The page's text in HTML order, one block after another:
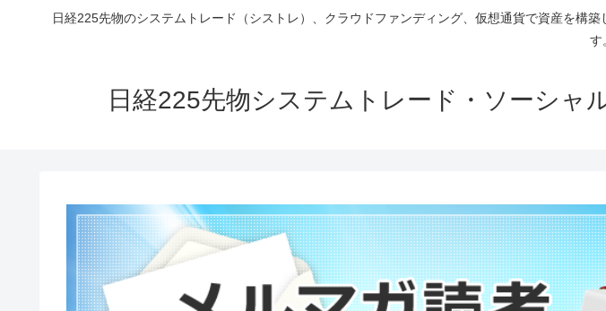
日経225先物のシステムトレード（シストレ）、クラウドファンディング、仮想通貨で資産を構
す
日経225先物システムトレード・ソーシャ